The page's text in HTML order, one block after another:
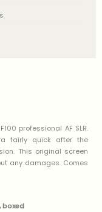
professional AF SLR.
fairly quick after the
This original screen
any damages. Comes
boxed